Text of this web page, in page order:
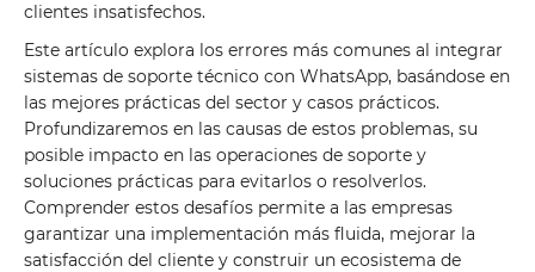
clientes insatisfechos.
Este artículo explora los errores más comunes al integrar
sistemas de soporte técnico con WhatsApp, basándose en
las mejores prácticas del sector y casos prácticos.
Profundizaremos en las causas de estos problemas, su
posible impacto en las operaciones de soporte y
soluciones prácticas para evitarlos o resolverlos.
Comprender estos desafíos permite a las empresas
garantizar una implementación más fluida, mejorar la
satisfacción del cliente y construir un ecosistema de